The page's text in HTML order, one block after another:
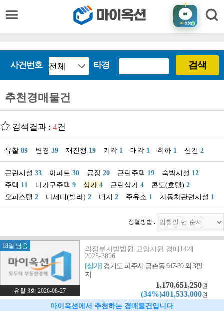
AI챗봇
사건번호 타경 검색
추천경매물건
검색결과 : 4건
유찰 89 변경 39 재진행 19 기각 1 매각 1 취하 1 신건 2
근린시설 33 아파트 30 공장 20 근린주택 19 숙박시설 12
주택 11 다가구주택 9 상가 4 근린상가 4 콘도(호텔) 2
오피스텔 2 다세대(빌라) 2 대지 2 주유소 1 자동차관련시설 1
정렬방법 :
18일 남음
유찰 3회 2026-08-27
의정부지방법원 고양지원 경매14계
2025-3896
[상가] 경기도 파주시 금촌동 947-39 외 3필
지
1,170,651,250원
(34%)401,533,000원
마이옥션에서 추천하는 경매물건입니다